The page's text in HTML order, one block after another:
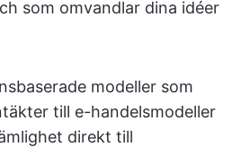
som omvandlar dina idéer
modeller som
till e-handelsmodeller
direkt till